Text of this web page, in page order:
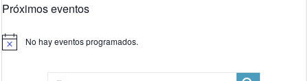
Próximos eventos
Aviso No hay eventos programados.